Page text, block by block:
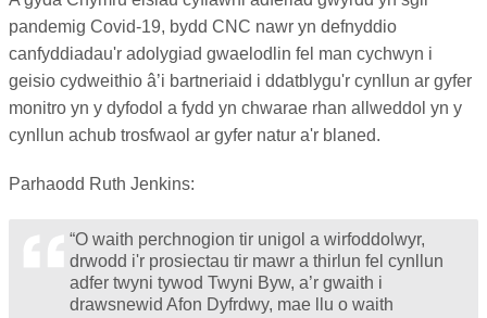
pandemig Covid-19, bydd CNC nawr yn defnyddio
canfyddiadau'r adolygiad gwaelodlin fel man cychwyn i
geisio cydweithio â’i bartneriaid i ddatblygu'r cynllun ar gyfer
monitro yn y dyfodol a fydd yn chwarae rhan allweddol yn y
cynllun achub trosfwaol ar gyfer natur a'r blaned.
Parhaodd Ruth Jenkins:
“O waith perchnogion tir unigol a wirfoddolwyr,
drwodd i'r prosiectau tir mawr a thirlun fel cynllun
adfer twyni tywod Twyni Byw, a’r gwaith i
drawsnewid Afon Dyfrdwy, mae llu o waith